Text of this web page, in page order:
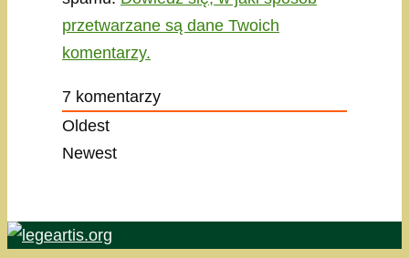
przetwarzane są dane Twoich
komentarzy.
7 komentarzy
Oldest
Newest